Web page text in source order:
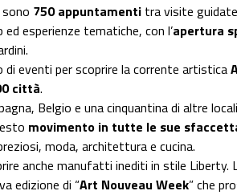
750 appuntamenti tra visite
esperienze tematiche, con l’apertura
di eventi per scoprire la corrente artistica
città.
Belgio e una cinquantina di altre
movimento in tutte le sue
moda, architettura e cucina.
anche manufatti inediti in stile Liberty.
edizione di “Art Nouveau Week” che